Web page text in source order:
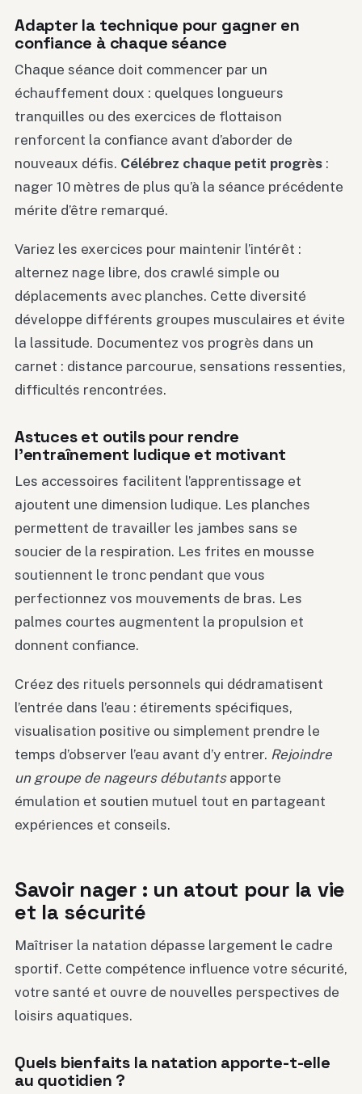
Adapter la technique pour gagner en
confiance à chaque séance
Chaque séance doit commencer par un
échauffement doux : quelques longueurs
tranquilles ou des exercices de flottaison
renforcent la confiance avant d’aborder de
nouveaux défis. Célébrez chaque petit progrès :
nager 10 mètres de plus qu’à la séance précédente
mérite d’être remarqué.
Variez les exercices pour maintenir l’intérêt :
alternez nage libre, dos crawlé simple ou
déplacements avec planches. Cette diversité
développe différents groupes musculaires et évite
la lassitude. Documentez vos progrès dans un
carnet : distance parcourue, sensations ressenties,
difficultés rencontrées.
Astuces et outils pour rendre
l’entraînement ludique et motivant
Les accessoires facilitent l’apprentissage et
ajoutent une dimension ludique. Les planches
permettent de travailler les jambes sans se
soucier de la respiration. Les frites en mousse
soutiennent le tronc pendant que vous
perfectionnez vos mouvements de bras. Les
palmes courtes augmentent la propulsion et
donnent confiance.
Créez des rituels personnels qui dédramatisent
l’entrée dans l’eau : étirements spécifiques,
visualisation positive ou simplement prendre le
temps d’observer l’eau avant d’y entrer. Rejoindre
un groupe de nageurs débutantsapporte
émulation et soutien mutuel tout en partageant
expériences et conseils.
Savoir nager : un atout pour la vie
et la sécurité
Maîtriser la natation dépasse largement le cadre
sportif. Cette compétence influence votre sécurité,
votre santé et ouvre de nouvelles perspectives de
loisirs aquatiques.
Quels bienfaits la natation apporte-t-elle
au quotidien ?